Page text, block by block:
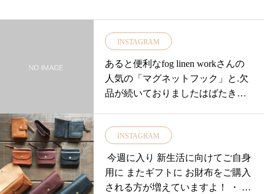
INSTAGRAM
あると便利なfog linen workさんの
人気の「マグネットフック」と.欠
品が続いておりましたはばたきさ
麻紐を巻いて作られた麻紐マグネ
ット季節によってカラーが違うの
で選ぶ楽しみが増えますね♡.今の
季節はこちらの6色です.ぜひ店頭
INSTAGRAM
今週に入り 新生活に向けてご自身
用に またギフトに お財布をご購入
される方が増えていますよ！ ・ 新